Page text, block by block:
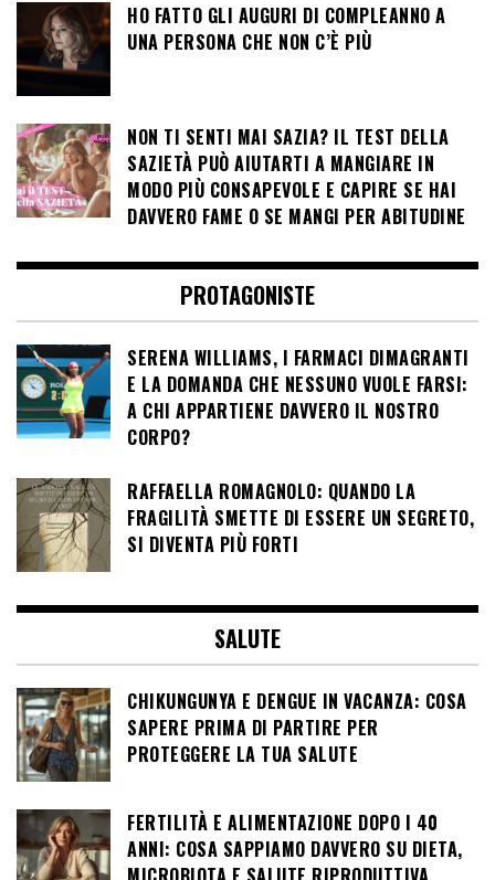
HO FATTO GLI AUGURI DI COMPLEANNO A
UNA PERSONA CHE NON C’È PIÙ
NON TI SENTI MAI SAZIA? IL TEST DELLA
SAZIETÀ PUÒ AIUTARTI A MANGIARE IN
MODO PIÙ CONSAPEVOLE E CAPIRE SE HAI
DAVVERO FAME O SE MANGI PER ABITUDINE
PROTAGONISTE
SERENA WILLIAMS, I FARMACI DIMAGRANTI
E LA DOMANDA CHE NESSUNO VUOLE FARSI:
A CHI APPARTIENE DAVVERO IL NOSTRO
CORPO?
RAFFAELLA ROMAGNOLO: QUANDO LA
FRAGILITÀ SMETTE DI ESSERE UN SEGRETO,
SI DIVENTA PIÙ FORTI
SALUTE
CHIKUNGUNYA E DENGUE IN VACANZA: COSA
SAPERE PRIMA DI PARTIRE PER
PROTEGGERE LA TUA SALUTE
FERTILITÀ E ALIMENTAZIONE DOPO I 40
ANNI: COSA SAPPIAMO DAVVERO SU DIETA,